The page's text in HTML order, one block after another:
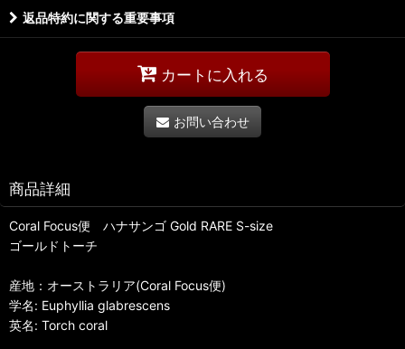
返品特約に関する重要事項
カートに入れる
お問い合わせ
商品詳細
Coral Focus便 ハナサンゴ Gold RARE S-size
ゴールドトーチ
産地：オーストラリア(Coral Focus便)
学名: Euphyllia glabrescens
英名: Torch coral